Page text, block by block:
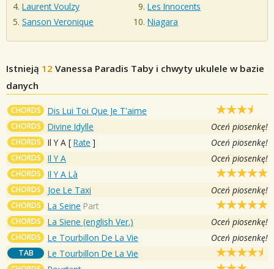
Laurent Voulzy
Sanson Veronique
Les Innocents
Niagara
Istnieją 12 Vanessa Paradis Taby i chwyty ukulele w bazie
danych
CHORDS Dis Lui Toi Que Je T'aime
CHORDS Divine Idylle Oceń piosenkę!
CHORDS Il Y A [ Rate ] Oceń piosenkę!
CHORDS Il Y A Oceń piosenkę!
CHORDS Il Y A Là
CHORDS Joe Le Taxi Oceń piosenkę!
CHORDS La Seine Part
CHORDS La Siene (english Ver.) Oceń piosenkę!
CHORDS Le Tourbillon De La Vie Oceń piosenkę!
TAB Le Tourbillon De La Vie